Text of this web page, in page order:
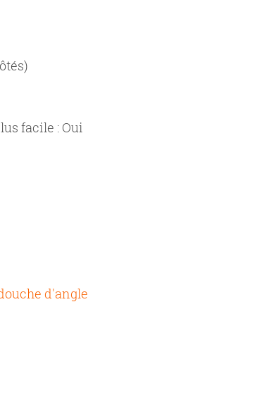
facile : Oui
d'angle